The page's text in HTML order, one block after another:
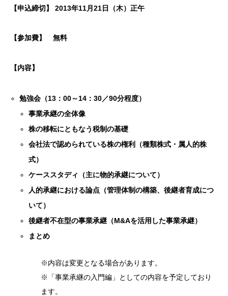
【申込締切】 2013年11月21日（木）正午
【参加費】 無料
【内容】
勉強会（13：00～14：30／90分程度）
事業承継の全体像
株の移転にともなう税制の基礎
会社法で認められている株の権利（種類株式・属人的株
式）
ケーススタディ（主に物的承継について）
人的承継における論点（管理体制の構築、後継者育成につ
いて）
後継者不在型の事業承継（M&Aを活用した事業承継）
まとめ
※内容は変更となる場合があります。
※「事業承継の入門編」としての内容を予定しており
ます。